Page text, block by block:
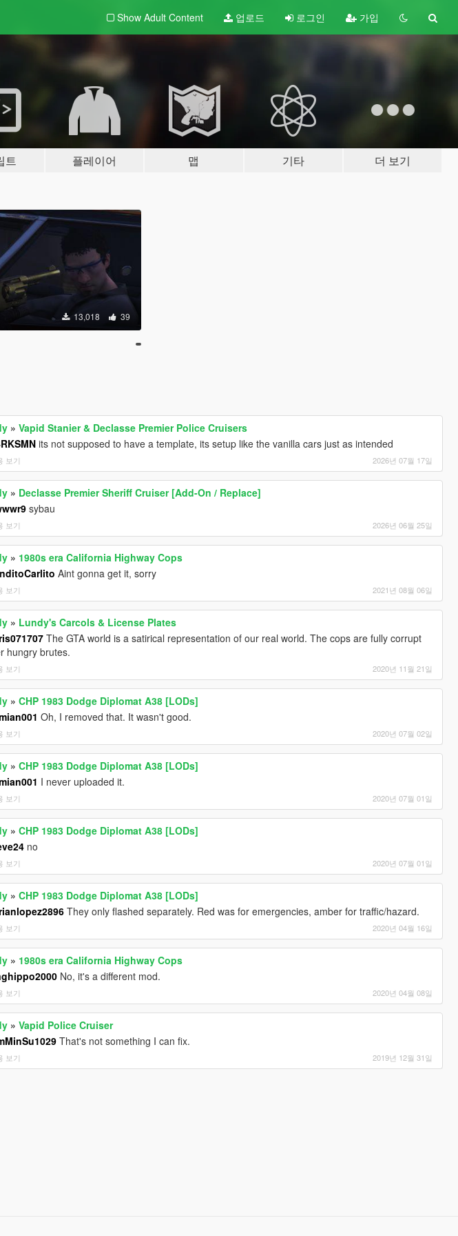
Show Adult Content 업로드 로그인 가입
트 플레이어 맵 기타 더 보기
13,018 39
»Vapid Stanier & Declasse Premier Police Cruisers
its not supposed to have a template, its setup like the vanilla cars just as intended
보기 2026년 07월 17일
» Declasse Premier Sheriff Cruiser [Add-On / Replace]
sybau
보기 2026년 06월 25일
» 1980s era California Highway Cops
Aint gonna get it, sorry
보기 2021년 08월 06일
» Lundy's Carcols & License Plates
The GTA world is a satirical representation of our real world. The cops are fully corrupt
hungry brutes.
보기 2020년 11월 21일
»CHP 1983 Dodge Diplomat A38 [LODs]
Oh, I removed that. It wasn't good.
보기 2020년 07월 02일
»CHP 1983 Dodge Diplomat A38 [LODs]
I never uploaded it.
보기 2020년 07월 01일
»CHP 1983 Dodge Diplomat A38 [LODs]
no
보기 2020년 07월 01일
»CHP 1983 Dodge Diplomat A38 [LODs]
They only flashed separately. Red was for emergencies, amber for traffic/hazard.
보기 2020년 04월 16일
» 1980s era California Highway Cops
No, it's a different mod.
보기 2020년 04월 08일
»Vapid Police Cruiser
That's not something I can fix.
보기 2019년 12월 31일